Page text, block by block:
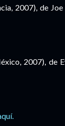
2007), de
2007), de